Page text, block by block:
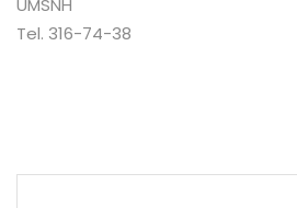
UMSNH
Tel. 316-74-38